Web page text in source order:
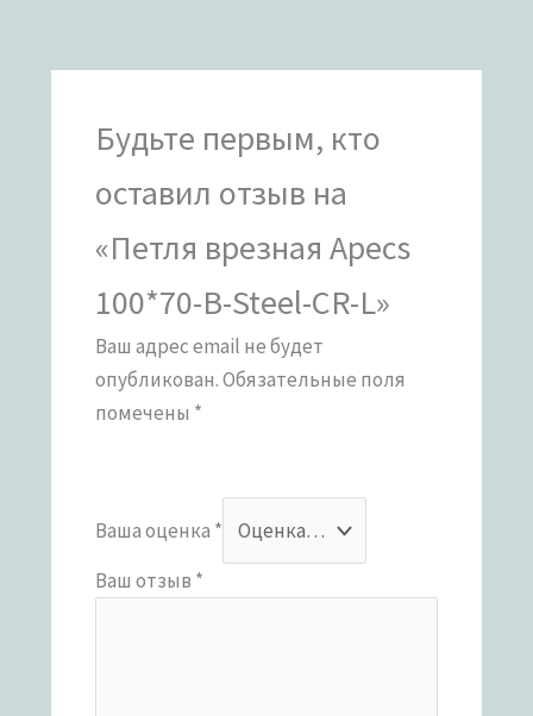
Будьте первым, кто
оставил отзыв на
«Петля врезная Apecs
100*70-B-Steel-CR-L»
Ваш адрес email не будет
опубликован.Обязательные поля
помечены *
Ваша оценка *
Ваш отзыв *